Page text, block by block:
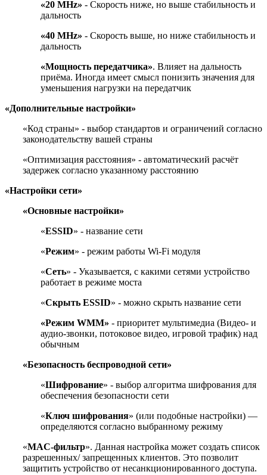
«20 MHz» - Скорость ниже, но выше стабильность и
дальность
«40 MHz» - Скорость выше, но ниже стабильность и
дальность
«Мощность передатчика». Влияет на дальность
приёма. Иногда имеет смысл понизить значения для
уменьшения нагрузки на передатчик
«Дополнительные настройки»
«Код страны» - выбор стандартов и ограничений согласно
законодательству вашей страны
«Оптимизация расстояния» - автоматический расчёт
задержек согласно указанному расстоянию
«Настройки сети»
«Основные настройки»
«ESSID» - название сети
«Режим» - режим работы Wi-Fi модуля
«Сеть» - Указывается, с какими сетями устройство
работает в режиме моста
«Скрыть ESSID» - можно скрыть название сети
«Режим WMM» - приоритет мультимедиа (Видео- и
аудио-звонки, потоковое видео, игровой трафик) над
обычным
«Безопасность беспроводной сети»
«Шифрование» - выбор алгоритма шифрования для
обеспечения безопасности сети
«Ключ шифрования» (или подобные настройки) —
определяются согласно выбранному режиму
«MAC-фильтр». Данная настройка может создать список
разрешенных/ запрещенных клиентов. Это позволит
защитить устройство от несанкционированного доступа.